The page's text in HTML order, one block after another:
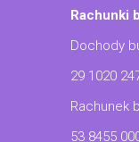
Rachunki
Dochody
29 1020
Rachunek
53 8455